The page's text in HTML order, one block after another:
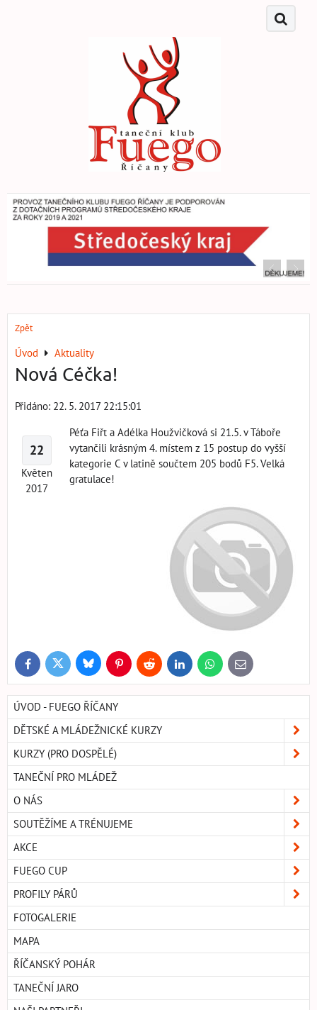
Zpět
Úvod Aktuality
Nová Céčka!
Přidáno: 22. 5. 2017 22:15:01
22
Květen
2017
Péťa Fiřt a Adélka Houžvičková si 21.5. v Táboře
vytančili krásným 4. místem z 15 postup do vyšší
kategorie C v latině součtem 205 bodů F5. Velká
gratulace!
FacebookTwitter BlueskyPinterestReddit LinkedInWhatsApp
E-
mail
ÚVOD - FUEGO ŘÍČANY
DĚTSKÉ A MLÁDEŽNICKÉ KURZY
KURZY (PRO DOSPĚLÉ)
TANEČNÍ PRO MLÁDEŽ
O NÁS
SOUTĚŽÍME A TRÉNUJEME
AKCE
FUEGO CUP
PROFILY PÁRŮ
FOTOGALERIE
MAPA
ŘÍČANSKÝ POHÁR
TANEČNÍ JARO